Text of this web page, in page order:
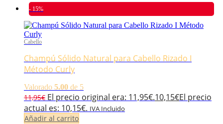
- 15%
Cabello
Champú Sólido Natural para Cabello Rizado I
Método Curly
Valorado 5.00 de 5
11,95€ El precio original era: 11,95€.10,15€El precio
actual es: 10,15€. IVA Incluido
Añadir al carrito